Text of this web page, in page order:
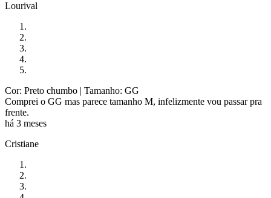
Lourival
Cor: Preto chumbo | Tamanho: GG
Comprei o GG mas parece tamanho M, infelizmente vou passar pra
frente.
há 3 meses
Cristiane